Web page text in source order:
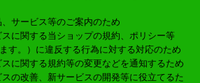
、サービス等のご案内のため
スに関する当ショップの規約、ポリシー等
す。）に違反する行為に対する対応のため
スに関する規約等の変更などを通知するため
スの改善、新サービスの開発等に役立てるた